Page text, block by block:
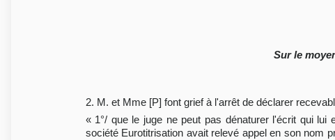
Sur le
2. M. et Mme [P] font grief à l'arrêt de déclarer
« 1°/ que le juge ne peut pas dénaturer l'écrit qui
société Eurotitrisation avait relevé appel en son nom